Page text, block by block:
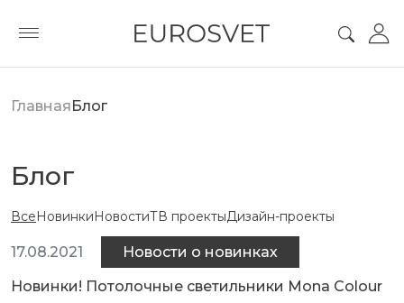
ГлавнаяБлог
Блог
ВсеНовинкиНовостиТВ проектыДизайн-проекты
17.08.2021
Новости о новинках
Новинки! Потолочные светильники Mona Colour